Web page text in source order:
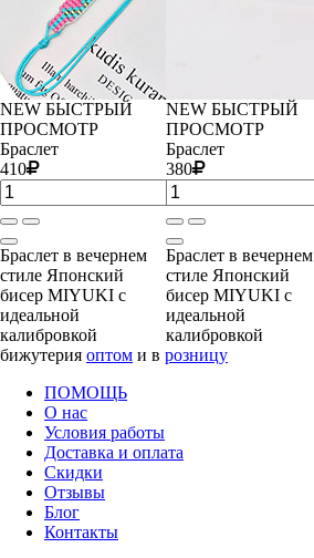
NEW БЫСТРЫЙ
ПРОСМОТР
Браслет
410
Браслет в вечернем
стиле Японский
бисер MIYUKI с
идеальной
калибровкой
NEW БЫСТРЫЙ
ПРОСМОТР
Браслет
380
Браслет в вечернем
стиле Японский
бисер MIYUKI с
идеальной
калибровкой
бижутерия оптом и в розницу
ПОМОЩЬ
О нас
Условия работы
Доставка и оплата
Скидки
Отзывы
Блог
Контакты